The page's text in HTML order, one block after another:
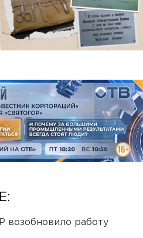
возобновило работу